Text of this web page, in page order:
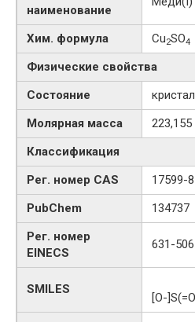
наименование
Хим. формула Cu2SO4
Физические свойства
Состояние
Молярная масса
Классификация
Рег. номер CAS
17599-
PubChem
134737
Рег. номер
EINECS
631-
SMILES
[O-